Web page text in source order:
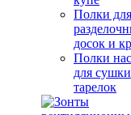
Полки для
досок и
Полки
для сушки
тарелок